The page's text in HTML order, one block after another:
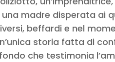
una madre disperata ai
beffardi e nel
storia fatta di
che testimonia